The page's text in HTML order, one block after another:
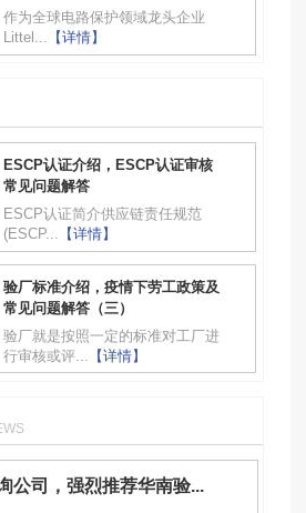
作为全球电路保护领域龙头企业
Littel... 【详情】
ESCP认证介绍，ESCP认证审核
常见问题解答
ESCP认证简介供应链责任规范
(ESCP... 【详情】
验厂标准介绍，疫情下劳工政策及
常见问题解答（三）
验厂就是按照一定的标准对工厂进
行审核或评... 【详情】
公司，强烈推荐华南验...